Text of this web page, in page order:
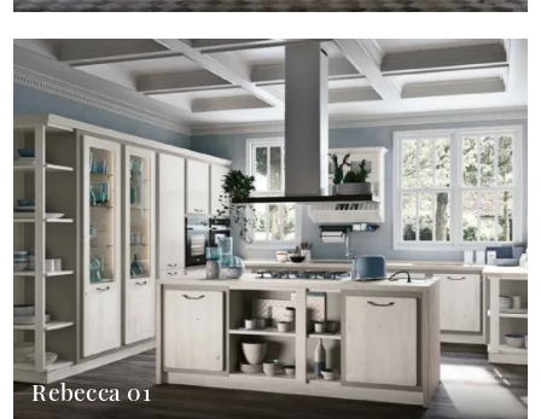
Rebecca 01